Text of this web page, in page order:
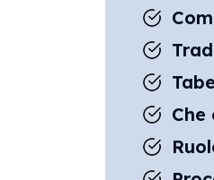
Che